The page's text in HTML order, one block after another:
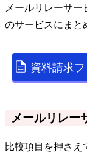
メールリレーサー
のサービスにまと
資料請求
メールリレー
比較項目を押さえ